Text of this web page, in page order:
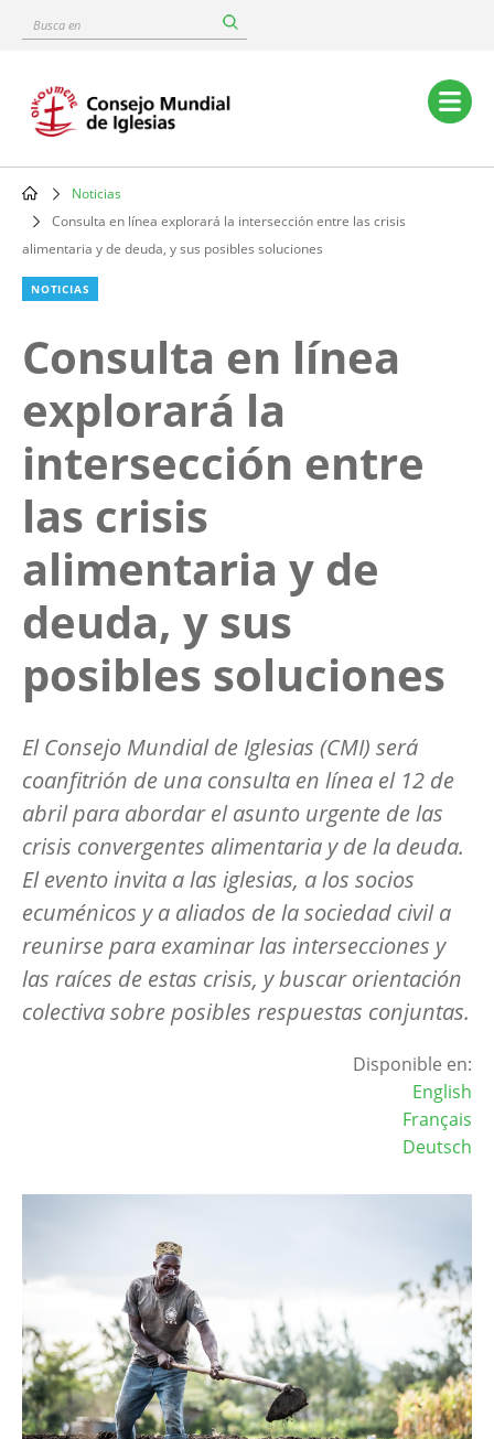
content
Busca
Main
navigation
Breadcrumb
Noticias
Consulta en línea explorará la intersección entre las crisis
alimentaria y de deuda, y sus posibles soluciones
NOTICIAS
Consulta en línea
explorará la
intersección entre
las crisis
alimentaria y de
deuda, y sus
posibles soluciones
El Consejo Mundial de Iglesias (CMI) será
coanfitrión de una consulta en línea el 12 de
abril para abordar el asunto urgente de las
crisis convergentes alimentaria y de la deuda.
El evento invita a las iglesias, a los socios
ecuménicos y a aliados de la sociedad civil a
reunirse para examinar las intersecciones y
las raíces de estas crisis, y buscar orientación
colectiva sobre posibles respuestas conjuntas.
Disponible en:
English
Français
Deutsch